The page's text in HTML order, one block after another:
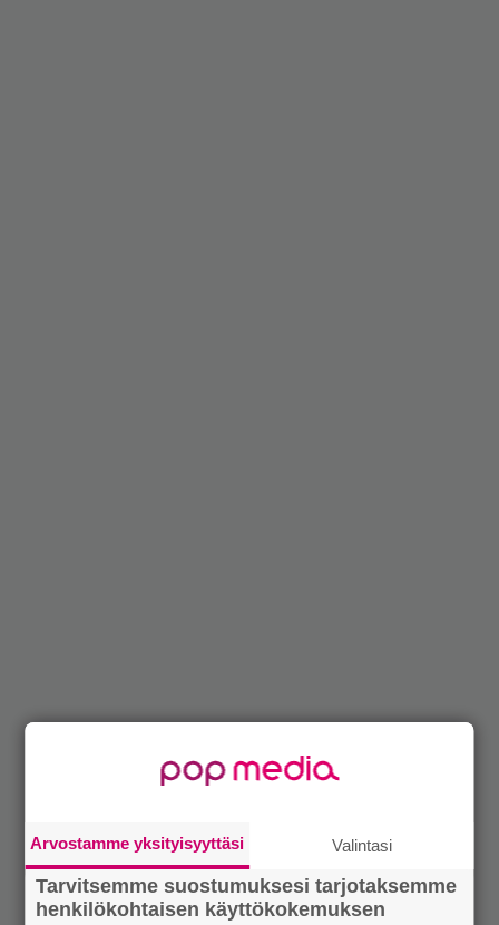
Arvostamme yksityisyyttäsi Valintasi
Tarvitsemme suostumuksesi tarjotaksemme
henkilökohtaisen käyttökokemuksen